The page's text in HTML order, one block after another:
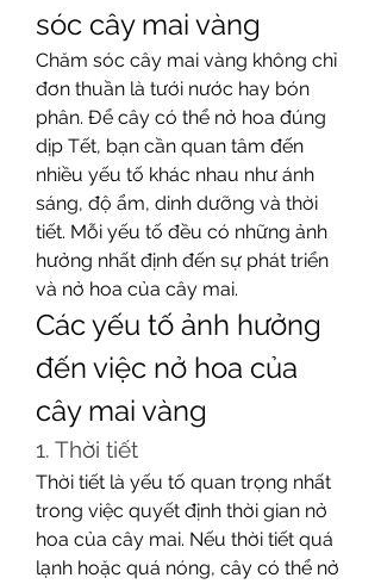
sóc cây mai vàng
Chăm sóc cây mai vàng không chỉ
đơn thuần là tưới nước hay bón
phân. Để cây có thể nở hoa đúng
dịp Tết, bạn cần quan tâm đến
nhiều yếu tố khác nhau như ánh
sáng, độ ẩm, dinh dưỡng và thời
tiết. Mỗi yếu tố đều có những ảnh
hưởng nhất định đến sự phát triển
và nở hoa của cây mai.
Các yếu tố ảnh hưởng
đến việc nở hoa của
cây mai vàng
1. Thời tiết
Thời tiết là yếu tố quan trọng nhất
trong việc quyết định thời gian nở
hoa của cây mai. Nếu thời tiết quá
lạnh hoặc quá nóng, cây có thể nở